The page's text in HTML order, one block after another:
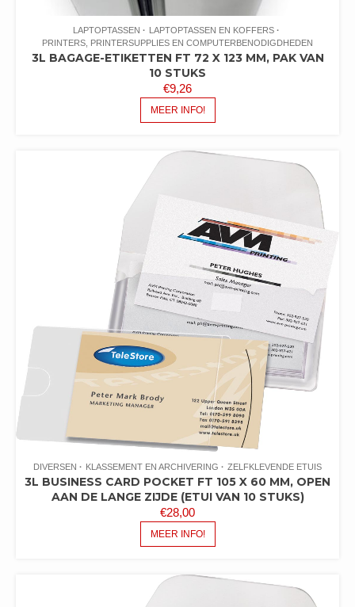
LAPTOPTASSEN
LAPTOPTASSEN EN KOFFERS
PRINTERS, PRINTERSUPPLIES EN COMPUTERBENODIGDHEDEN
3L BAGAGE-ETIKETTEN FT 72 X 123 MM, PAK VAN
10 STUKS
€9,26
MEER INFO!
DIVERSEN KLASSEMENT EN ARCHIVERING ZELFKLEVENDE ETUIS
3L BUSINESS CARD POCKET FT 105 X 60 MM, OPEN
AAN DE LANGE ZIJDE (ETUI VAN 10 STUKS)
€28,00
MEER INFO!